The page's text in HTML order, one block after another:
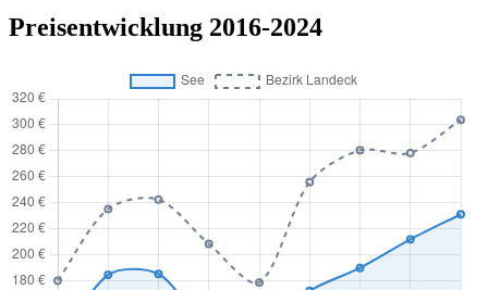
Preisentwicklung 2016-2024